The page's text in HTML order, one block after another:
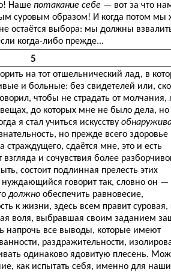
Наше потакание себе— вот за что
суровым образом! И когда потом мы
остаётся выбора: мы должны
когда-либо прежде...
5
на тот отшельнический лад, в
и больные: без свидетелей или,
чтобы не страдать от молчания,
до которых мне не было дела, но
я стал учиться искусству
но прежде всего здоровье
сдаётся мне, это и есть
и сочувствия более
состоит подлинная прелесть этих
говорит так, словно он —
должнообеспечить равновесие,
к жизни, здесь всем правит суровая,
воля, выбравшая своим заданием
напрочь все выводы, которые имеют
раздражительности,
одинаково ядовитую плесень.
как испытать себя, именно для